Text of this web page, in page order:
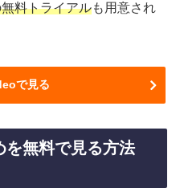
料トライアルも用意され
で見る
を無料で見る方法